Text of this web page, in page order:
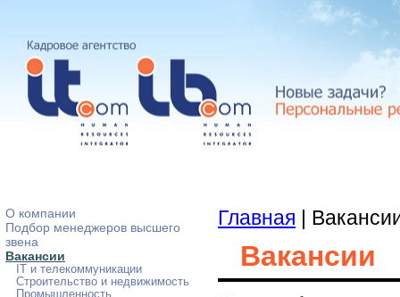
О компании
Подбор менеджеров высшего
звена
Вакансии
IT и телекоммуникации
Строительство и недвижимость
Промышленность
Главная |
Вакансии